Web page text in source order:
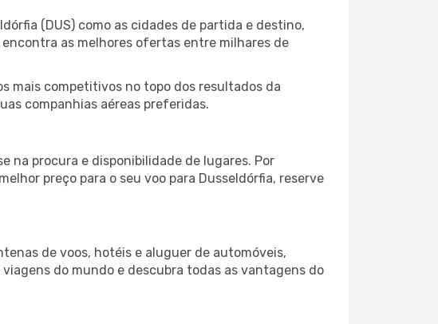
(DUS) como as cidades de partida e destino,
as melhores ofertas entre milhares de
mais competitivos no topo dos resultados da
companhias aéreas preferidas.
na procura e disponibilidade de lugares. Por
preço para o seu voo para Dusseldórfia, reserve
de voos, hotéis e aluguer de automóveis,
do mundo e descubra todas as vantagens do